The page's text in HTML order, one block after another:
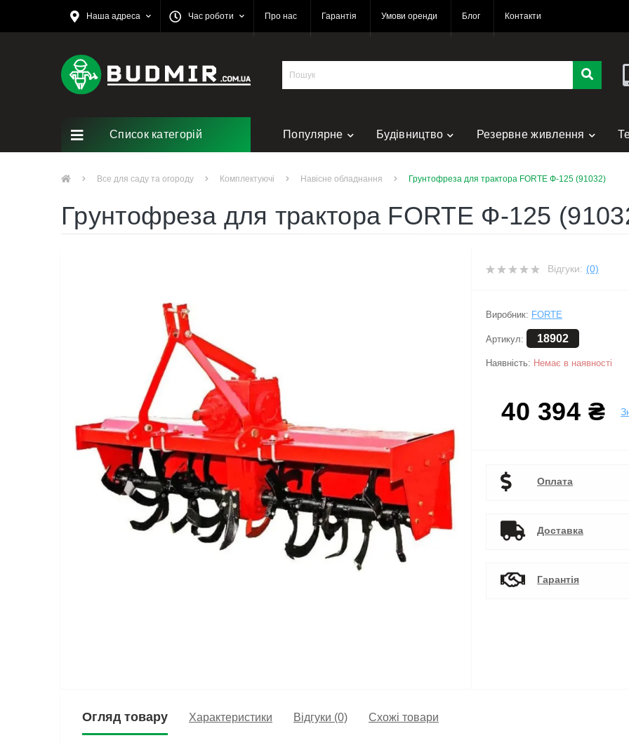
Наша адреса Час роботи Про нас Гарантія Умови оренди Блог Контакти
Список категорій Популярне Будівництво Резервне живлення
Все для саду та огороду Комплектуючі Навісне обладнання Грунтофреза для трактора FORTE Ф-125 (91032)
Грунтофреза для трактора FORTE Ф-125
Відгуки: (0)
Виробник: FORTE
Артикул: 18902
Наявність: Немає в наявності
40 394 ₴
Оплата
Доставка
Гарантія
Огляд товару Характеристики Відгуки (0) Схожі товари